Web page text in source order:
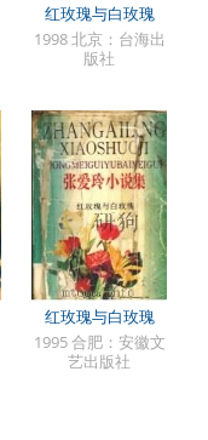
红玫瑰与白玫瑰
1998 北京：台海出
版社
红玫瑰与白玫瑰
1995 合肥：安徽文
艺出版社